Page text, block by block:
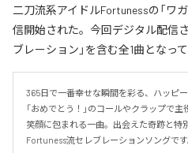
二刀流系アイドルFortunessの「ワ
信開始された。今回デジタル配信
ブレーション」を含む全1曲となって
365日で一番幸せな瞬間を彩る、ハッピ
「おめでとう！」のコールやクラップで
笑顔に包まれる一曲。出会えた奇跡と特
Fortuness流セレブレーションソングです